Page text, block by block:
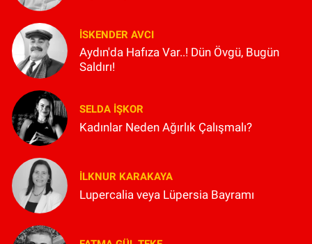
İSKENDER AVCI
Aydın'da Hafıza Var..! Dün Övgü, Bugün
Saldırı!
SELDA İŞKOR
Kadınlar Neden Ağırlık Çalışmalı?
İLKNUR KARAKAYA
Lupercalia veya Lüpersia Bayramı